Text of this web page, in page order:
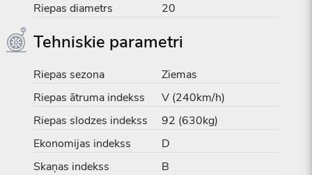
Riepas diametrs
20
Tehniskie parametri
Riepas sezona
Ziemas
Riepas ātruma indekss
V (240km/h)
Riepas slodzes indekss
92 (630kg)
Ekonomijas indekss
D
Skaņas indekss
B